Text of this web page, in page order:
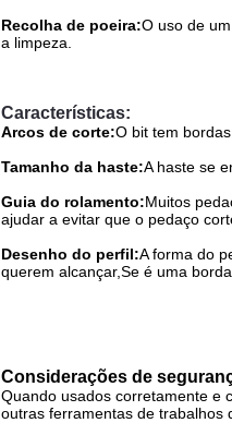
Recolha de poeira:O uso de
a limpeza.
Características:
Arcos de corte:O bit tem
Tamanho da haste:A haste se
Guia do rolamento:Muitos
ajudar a evitar que o pedaço
Desenho do perfil:A forma do
querem alcançar,Se é uma
Considerações de
Quando usados corretamente e
outras ferramentas de trabalhos